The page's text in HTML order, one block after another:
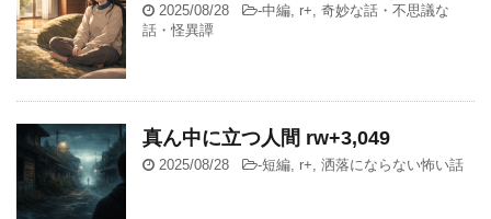
2025/08/28 -中編 r+ 奇妙な話・不思議な
話・怪異譚
真ん中に立つ人間 rw+3,049
2025/08/28 -短編 r+ 洒落にならない怖い話